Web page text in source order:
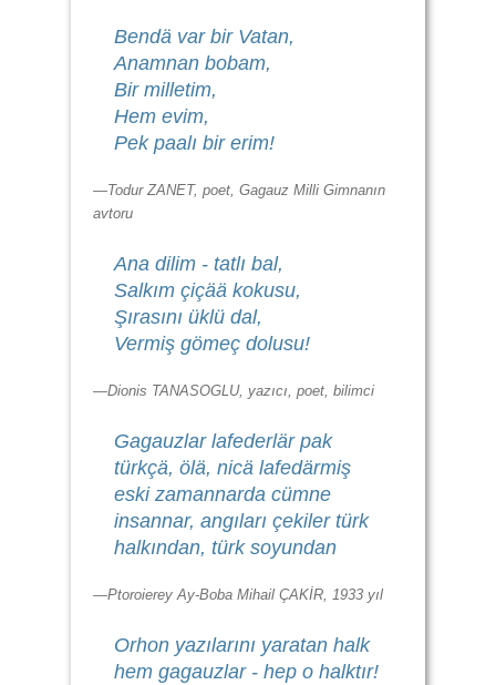
Bendä var bir Vatan,
Anamnan bobam,
Bir milletim,
Hem evim,
Pek paalı bir erim!
—Todur ZANET, poet, Gagauz Milli Gimnanın
avtoru
Ana dilim - tatlı bal,
Salkım çiçää kokusu,
Şırasını üklü dal,
Vermiş gömeç dolusu!
—Dionis TANASOGLU, yazıcı, poet, bilimci
Gagauzlar lafederlär pak
türkçä, ölä, nicä lafedärmiş
eski zamannarda cümne
insannar, angıları çekiler türk
halkından, türk soyundan
—Ptoroierey Ay-Boba Mihail ÇAKİR, 1933 yıl
Orhon yazılarını yaratan halk
hem gagauzlar - hep o halktır!